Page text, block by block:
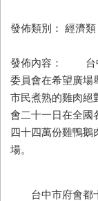
發佈類別： 經濟類
發佈內容： 台中
委員會在希望廣場
市民煮熟的雞肉絕
會二十一日在全國
四十四萬份雞鴨鵝
場。
台中市府會都十